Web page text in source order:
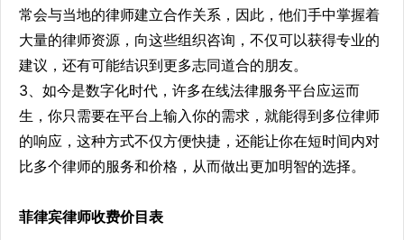
常会与当地的律师建立合作关系，因此，他们手中掌握着
大量的律师资源，向这些组织咨询，不仅可以获得专业的
建议，还有可能结识到更多志同道合的朋友。
3、如今是数字化时代，许多在线法律服务平台应运而
生，你只需要在平台上输入你的需求，就能得到多位律师
的响应，这种方式不仅方便快捷，还能让你在短时间内对
比多个律师的服务和价格，从而做出更加明智的选择。
菲律宾律师收费价目表